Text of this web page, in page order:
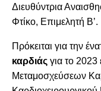
Διευθύντρια
Φτίκο, Επιμελητή Β’.
Πρόκειται για την
καρδιάς για το
Μεταμοσχεύσεων